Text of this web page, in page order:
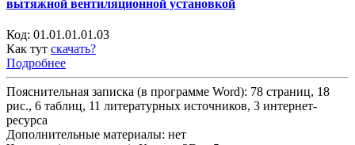
вытяжной вентиляционной установкой
Код: 01.01.01.01.03
Как тут скачать?
Подробнее
Пояснительная записка (в программе Word): 78 страниц, 18
рис., 6 таблиц, 11 литературных источников, 3 интернет-
ресурса
Дополнительные материалы: нет